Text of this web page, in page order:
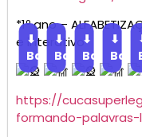
*1º ano –
e interativo*
⬇
Baixar
⬇
Baixar
⬇
Baixar
⬇
https://
formando-